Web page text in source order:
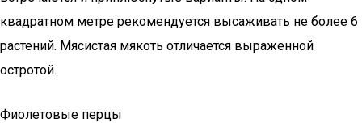
квадратном метре рекомендуется высаживать не более 6
растений. Мясистая мякоть отличается выраженной
остротой.
Фиолетовые перцы